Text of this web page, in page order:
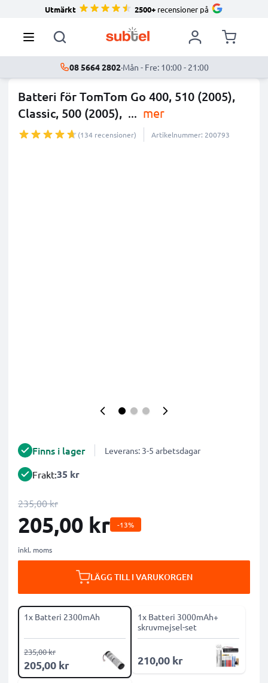
Utmärkt 2500+ recensioner på
08 5664 2802·Mån - Fre: 10:00 - 21:00
Batteri för TomTom Go 400, 510 (2005),
Classic, 500 (2005), ... mer
(134 recensioner) Artikelnummer: 200793
Finns i lager Leverans: 3-5 arbetsdagar
Frakt:35 kr
235,00 kr
205,00 kr -13%
inkl. moms
LÄGG TILL I VARUKORGEN
1x Batteri 2300mAh
205,00 kr
235,00 kr
1x Batteri 3000mAh+
skruvmejsel-set
210,00 kr